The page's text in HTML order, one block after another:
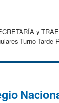
y
Turno Tarde